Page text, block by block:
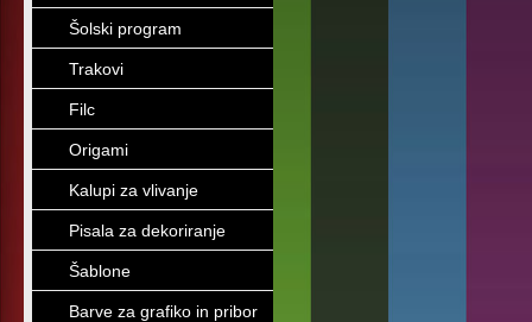
Šolski program
Trakovi
Filc
Origami
Kalupi za vlivanje
Pisala za dekoriranje
Šablone
Barve za grafiko in pribor